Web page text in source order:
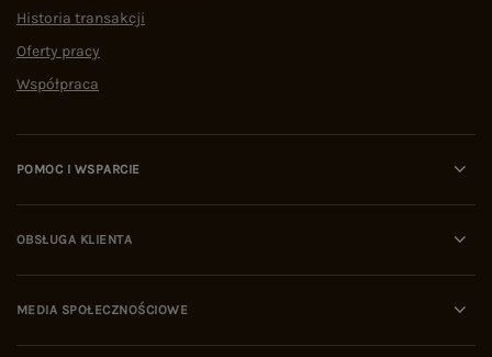
Historia transakcji
Oferty pracy
Współpraca
POMOC I WSPARCIE
OBSŁUGA KLIENTA
MEDIA SPOŁECZNOŚCIOWE